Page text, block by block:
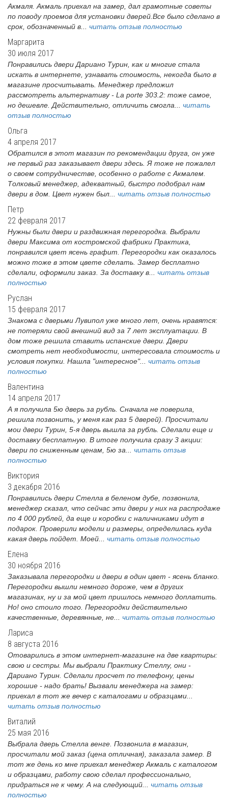
Акмаля. Акмаль приехал на замер, дал грамотные советы
по поводу проемов для установки дверей.Все было сделано в
срок, обозначенный в... читать отзыв полностью
Маргарита
30 июля 2017
Понравились двери Дариано Турин, как и многие стала
искать в интернете, узнавать стоимость, некогда было в
магазине просчитывать. Менеджер предложил
рассмотреть альтернативу - La porte 303.2: тоже самое,
но дешевле. Действительно, отличить смогла... читать
отзыв полностью
Ольга
4 апреля 2017
Обратился в этот магазин по рекомендации друга, он уже
не первый раз заказывает двери здесь. Я тоже не пожалел
о своем сотрудничестве, особенно о работе с Акмалем.
Толковый менеджер, адекватный, быстро подобрал нам
двери в дом. Цвет нужен был... читать отзыв полностью
Петр
22 февраля 2017
Нужны были двери и раздвижная перегородка. Выбрали
двери Максима от костромской фабрики Практика,
понравился цвет ясень графит. Перегородки как оказалось
можно тоже в этом цвете сделать. Замер бесплатно
сделали, оформили заказ. За доставку в... читать отзыв
полностью
Руслан
15 февраля 2017
Знакома с дверьми Лувипол уже много лет, очень нравятся:
не потеряли свой внешний вид за 7 лет эксплуатации. В
дом тоже решила ставить испанские двери. Двери
смотреть нет необходимости, интересовала стоимость и
условия покупки. Нашла "интересное"... читать отзыв
полностью
Валентина
14 апреля 2017
А я получила 5ю дверь за рубль. Сначала не поверила,
решила позвонить, у меня как раз 5 дверей). Просчитали
мои двери Турин, 5-я дверь вышла за рубль. Сделали еще и
доставку бесплатную. В итоге получила сразу 3 акции:
двери по сниженным ценам, 5ю за... читать отзыв
полностью
Виктория
3 декабря 2016
Понравились двери Стелла в беленом дубе, позвонила,
менеджер сказал, что сейчас эти двери у них на распродаже
по 4 000 рублей, да еще и коробки с наличниками идут в
подарок. Проверили модели и размеры, определилась куда
какая дверь пойдет. Моей... читать отзыв полностью
Елена
30 ноября 2016
Заказывала перегородки и двери в один цвет - ясень бланко.
Перегородки вышли немного дороже, чем в других
магазинах, ну и за мой цвет пришлось немного доплатить.
Но! оно стоило того. Перегородки действительно
качественные, деревянные, не... читать отзыв полностью
Лариса
8 августа 2016
Отоварились в этом интернет-магазине на две квартиры:
свою и сестры. Мы выбрали Практику Стеллу, они -
Дариано Турин. Сделали просчет по телефону, цены
хорошие - надо брать! Вызвали менеджера на замер:
приехал в тот же вечер с каталогами и образцами...
читать отзыв полностью
Виталий
25 мая 2016
Выбрала дверь Стелла венге. Позвонила в магазин,
просчитали мой заказ (цена отличная), заказала замер. В
тот же день ко мне приехал менеджер Акмаль с каталогом
и образцами, работу свою сделал профессионально,
придраться не к чему. А на следующий... читать отзыв
полностью